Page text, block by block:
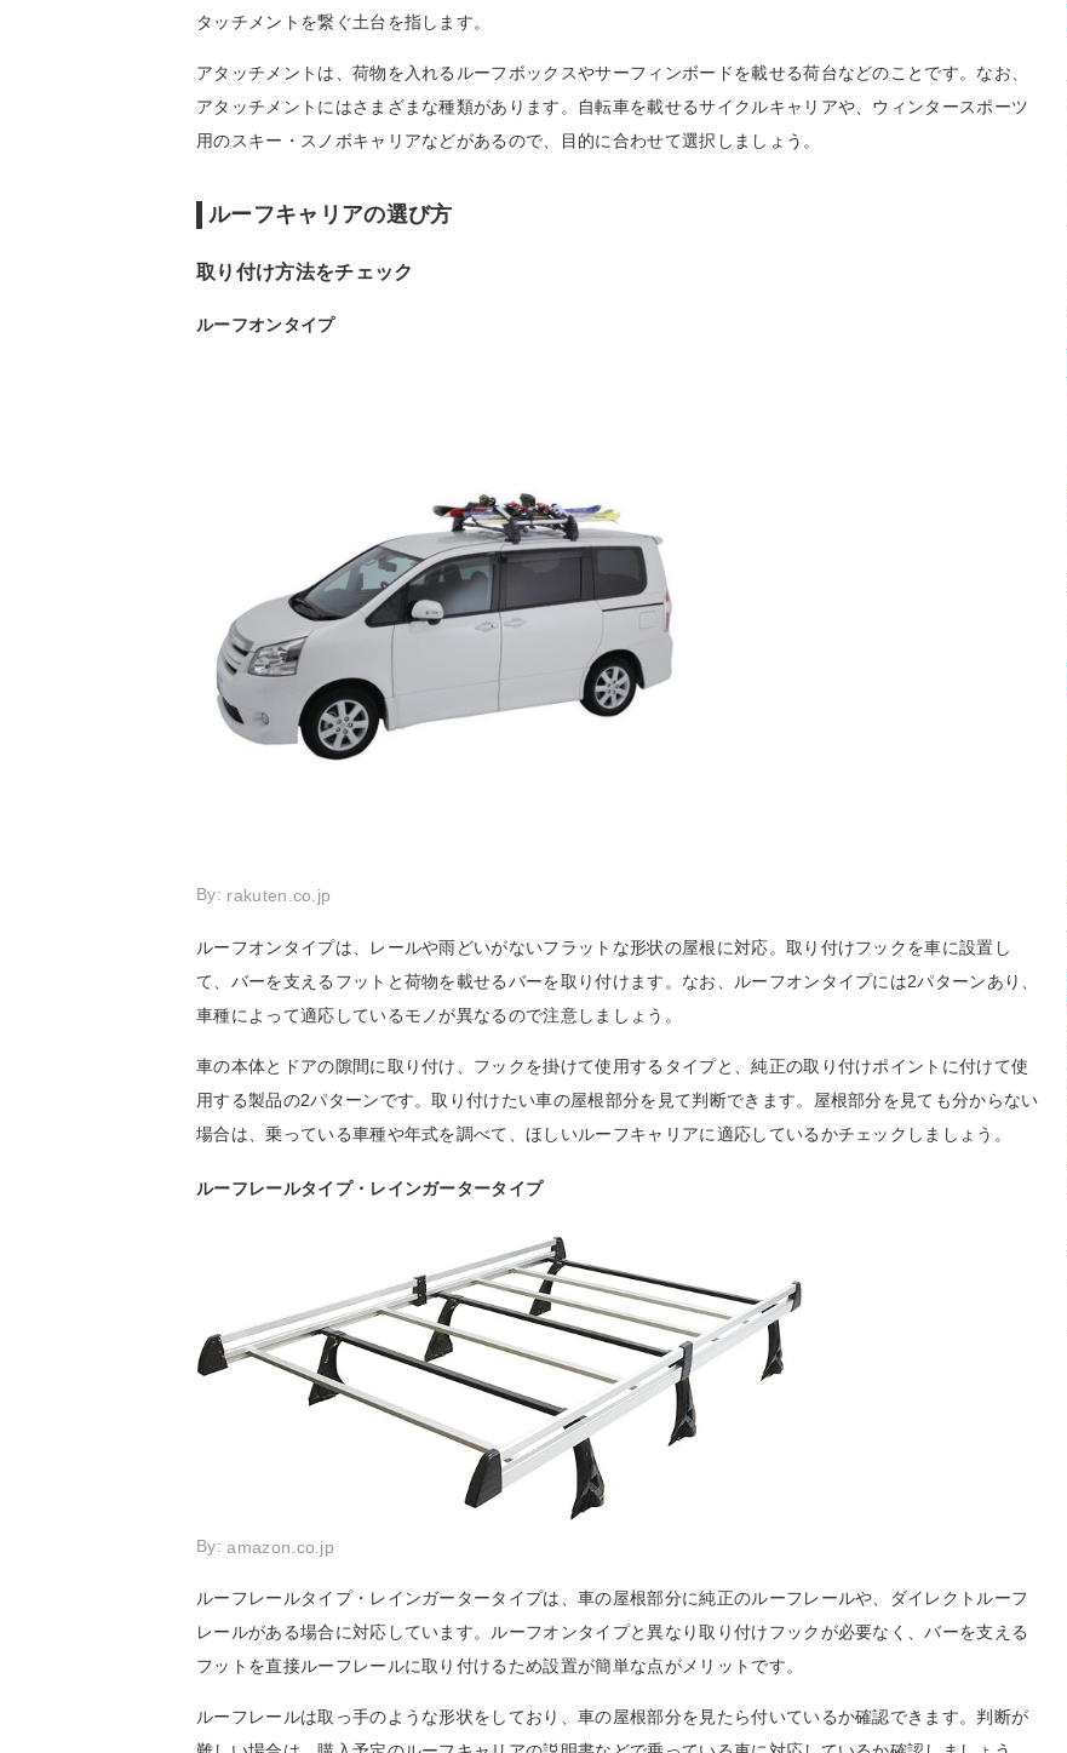
タッチメントを繋ぐ土台を指します。
アタッチメントは、荷物を入れるルーフボックスやサーフィンボードを載せる荷台などのことです。なお、
アタッチメントにはさまざまな種類があります。自転車を載せるサイクルキャリアや、ウィンタースポーツ
用のスキー・スノボキャリアなどがあるので、目的に合わせて選択しましょう。
ルーフキャリアの選び方
取り付け方法をチェック
ルーフオンタイプ
By: rakuten.co.jp
ルーフオンタイプは、レールや雨どいがないフラットな形状の屋根に対応。取り付けフックを車に設置し
て、バーを支えるフットと荷物を載せるバーを取り付けます。なお、ルーフオンタイプには2パターンあり、
車種によって適応しているモノが異なるので注意しましょう。
車の本体とドアの隙間に取り付け、フックを掛けて使用するタイプと、純正の取り付けポイントに付けて使
用する製品の2パターンです。取り付けたい車の屋根部分を見て判断できます。屋根部分を見ても分からない
場合は、乗っている車種や年式を調べて、ほしいルーフキャリアに適応しているかチェックしましょう。
ルーフレールタイプ・レインガータータイプ
By:amazon.co.jp
ルーフレールタイプ・レインガータータイプは、車の屋根部分に純正のルーフレールや、ダイレクトルーフ
レールがある場合に対応しています。ルーフオンタイプと異なり取り付けフックが必要なく、バーを支える
フットを直接ルーフレールに取り付けるため設置が簡単な点がメリットです。
ルーフレールは取っ手のような形状をしており、車の屋根部分を見たら付いているか確認できます。判断が